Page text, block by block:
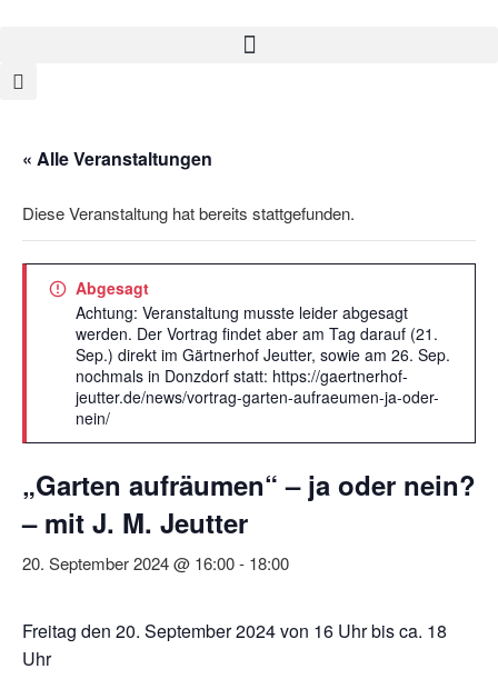
« Alle Veranstaltungen
Diese Veranstaltung hat bereits stattgefunden.
Abgesagt
Achtung: Veranstaltung musste leider abgesagt
werden. Der Vortrag findet aber am Tag darauf (21.
Sep.) direkt im Gärtnerhof Jeutter, sowie am 26. Sep.
nochmals in Donzdorf statt: https://gaertnerhof-
jeutter.de/news/vortrag-garten-aufraeumen-ja-oder-
nein/
„Garten aufräumen“ – ja oder nein?
– mit J. M. Jeutter
20. September 2024 @ 16:00- 18:00
Freitag den 20. September 2024 von 16 Uhr bis ca. 18
Uhr